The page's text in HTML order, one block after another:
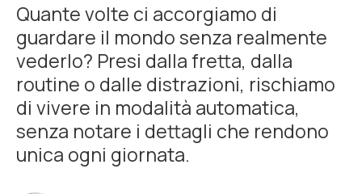
Quante volte ci accorgiamo di
guardare il mondo senza realmente
vederlo? Presi dalla fretta, dalla
routine o dalle distrazioni, rischiamo
di vivere in modalità automatica,
senza notare i dettagli che rendono
unica ogni giornata.